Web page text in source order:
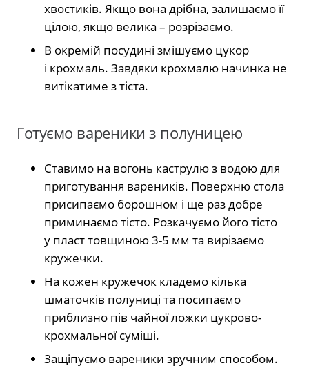
хвостиків. Якщо вона дрібна, залишаємо її
цілою, якщо велика – розрізаємо.
В окремій посудині змішуємо цукор
і крохмаль. Завдяки крохмалю начинка не
витікатиме з тіста.
Готуємо вареники з полуницею
Ставимо на вогонь каструлю з водою для
приготування вареників. Поверхню стола
присипаємо борошном і ще раз добре
приминаємо тісто. Розкачуємо його тісто
у пласт товщиною 3-5 мм та вирізаємо
кружечки.
На кожен кружечок кладемо кілька
шматочків полуниці та посипаємо
приблизно пів чайної ложки цукрово-
крохмальної суміші.
Защіпуємо вареники зручним способом.